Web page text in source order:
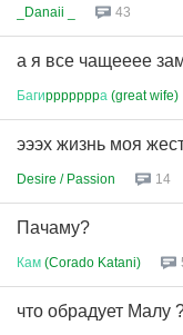
_Danaii _ 43
а я все чащееее
Багиpppppppа (great wife)
эээх жизнь моя
Desire / Passion 14
Пачаму?
Кам (Corado Katani)
что обрадует Малу